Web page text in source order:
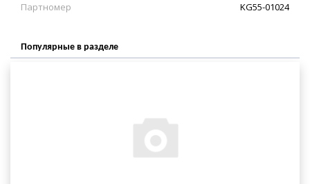
Партномер
KG55-01024
Популярные в разделе